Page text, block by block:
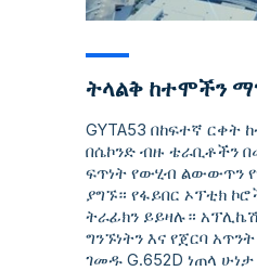
ትላልቅ ከተሞችን
GYTA53 በከፍተኛ ርቀት
በሴኮንድ ብዙ ቴራቢቶችን
ፍጥነት የውሂብ ልውውጥን
ያግኙ። የፋይበር ኦፕቲክ
ትራፊክን ይይዛሉ።
ግንኙነትን እና የጀርባ
ገመዱ G.652D ነጠላ